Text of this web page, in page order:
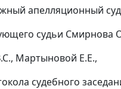
апелляционный суд
судьи Смирнова
Мартыновой Е.Е.,
судебного